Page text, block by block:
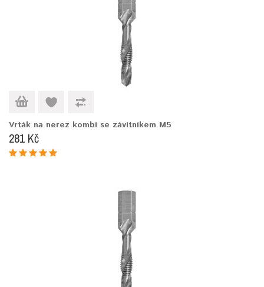
Vrták na nerez kombi se závitníkem M5
281 Kč